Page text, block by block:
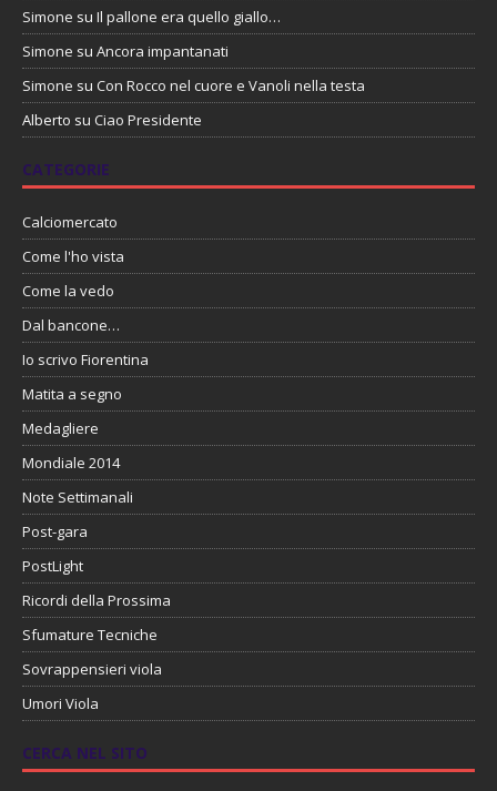
Simone su Il pallone era quello giallo…
Simone su Ancora impantanati
Simone su Con Rocco nel cuore e Vanoli nella testa
Alberto su Ciao Presidente
CATEGORIE
Calciomercato
Come l'ho vista
Come la vedo
Dal bancone…
Io scrivo Fiorentina
Matita a segno
Medagliere
Mondiale 2014
Note Settimanali
Post-gara
PostLight
Ricordi della Prossima
Sfumature Tecniche
Sovrappensieri viola
Umori Viola
CERCA NEL SITO